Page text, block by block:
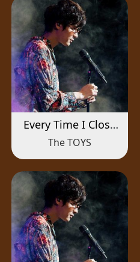
Every Time I Close
My Eyes
The TOYS